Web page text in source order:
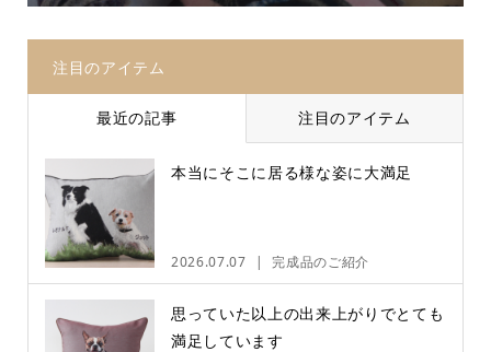
注目のアイテム
最近の記事 注目のアイテム
本当にそこに居る様な姿に大満足
2026.07.07 完成品のご紹介
思っていた以上の出来上がりでとても
満足しています